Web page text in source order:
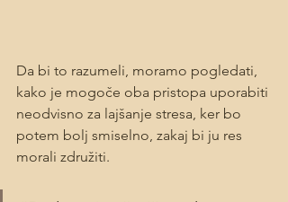
Da bi to razumeli, moramo pogledati,
kako je mogoče oba pristopa uporabiti
neodvisno za lajšanje stresa, ker bo
potem bolj smiselno, zakaj bi ju res
morali združiti.